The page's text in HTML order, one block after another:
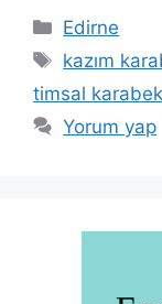
Kategoriler
Edirne
Etiketler
kazım
timsal
Yorum yap